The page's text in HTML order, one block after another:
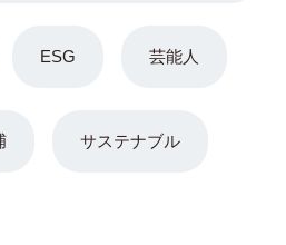
ESG 芸能人
サステナブル